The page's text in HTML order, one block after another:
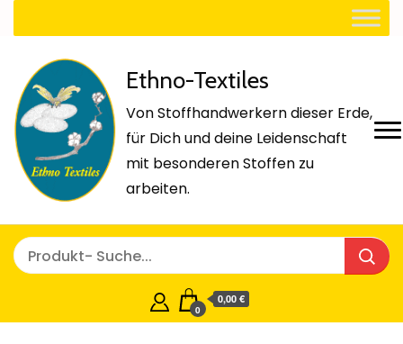
Ethno-Textiles
Von Stoffhandwerkern dieser Erde,
für Dich und deine Leidenschaft
mit besonderen Stoffen zu
arbeiten.
0
0,00 €